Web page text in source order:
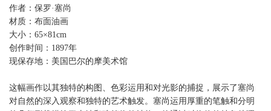
《圣维克多山》
作者：保罗·塞尚
材质：布面油画
创作时间：1897年
现保存地：美国巴尔的摩美术馆